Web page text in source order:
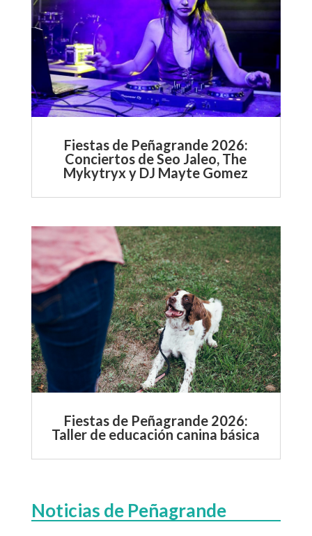
Fiestas de Peñagrande 2026:
Conciertos de Seo Jaleo, The
Mykytryx y DJ Mayte Gomez
Fiestas de Peñagrande 2026:
Taller de educación canina básica
Noticias de Peñagrande